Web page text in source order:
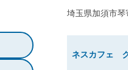
埼玉県加須市琴
ネスカフェ